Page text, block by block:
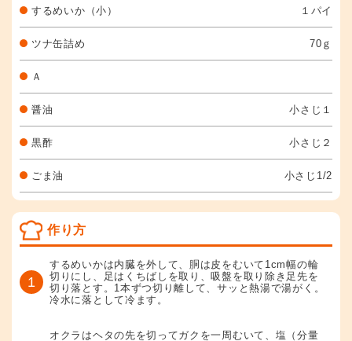
するめいか（小） １パイ
ツナ缶詰め 70ｇ
Ａ
醤油 小さじ１
黒酢 小さじ２
ごま油 小さじ1/2
作り方
1
するめいかは内臓を外して、胴は皮をむいて1cm幅の輪
切りにし、足はくちばしを取り、吸盤を取り除き足先を
切り落とす。1本ずつ切り離して、サッと熱湯で湯がく。
冷水に落として冷ます。
オクラはヘタの先を切ってガクを一周むいて、塩（分量